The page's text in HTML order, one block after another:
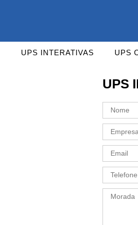
UPS INTERATIVAS UPS
UPS